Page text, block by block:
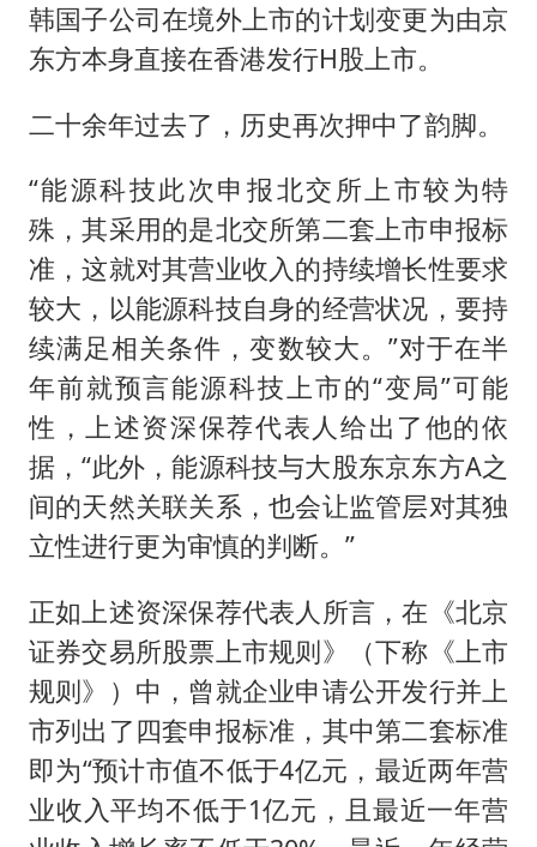
韩国子公司在境外上市的计划变更为由京
东方本身直接在香港发行H股上市。
二十余年过去了，历史再次押中了韵脚。
“能源科技此次申报北交所上市较为特
殊，其采用的是北交所第二套上市申报标
准，这就对其营业收入的持续增长性要求
较大，以能源科技自身的经营状况，要持
续满足相关条件，变数较大。”对于在半
年前就预言能源科技上市的“变局”可能
性，上述资深保荐代表人给出了他的依
据，“此外，能源科技与大股东京东方A之
间的天然关联关系，也会让监管层对其独
立性进行更为审慎的判断。”
正如上述资深保荐代表人所言，在《北京
证券交易所股票上市规则》（下称《上市
规则》）中，曾就企业申请公开发行并上
市列出了四套申报标准，其中第二套标准
即为“预计市值不低于4亿元，最近两年营
业收入平均不低于1亿元，且最近一年营